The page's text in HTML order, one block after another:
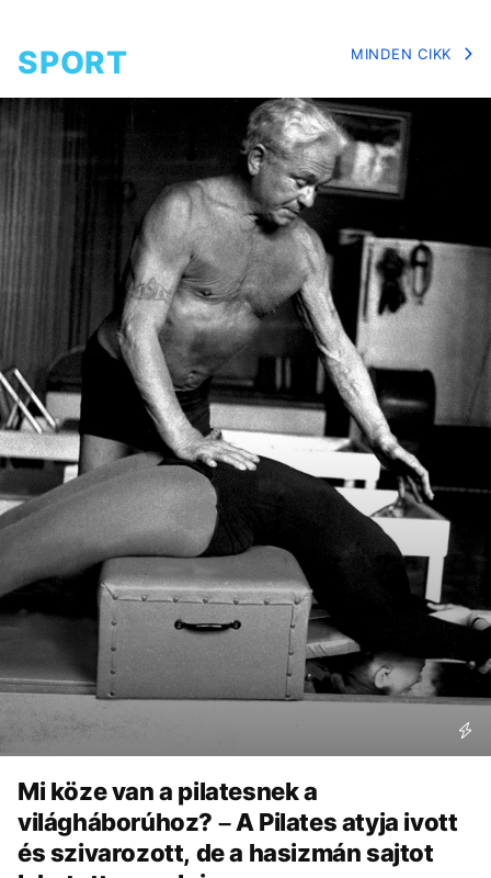
SPORT MINDEN CIKK
Mi köze van a pilatesnek a
világháborúhoz? – A Pilates atyja ivott
és szivarozott, de a hasizmán sajtot